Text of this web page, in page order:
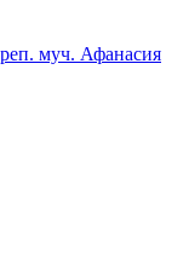
муч. Афанасия